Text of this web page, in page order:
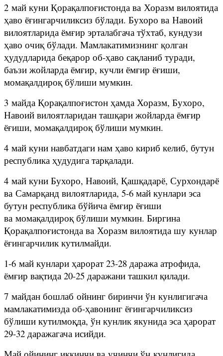
2 май куни Қорақалпоғистонда ва Хоразм вилоятида
ҳаво ёғингарчиликсиз бўлади. Бухоро ва Навоий
вилоятларида ёмғир эрталабгача тўхтаб, кундузи
ҳаво очиқ бўлади. Мамлакатимизнинг қолган
ҳудудларида беқарор об-ҳаво сақланиб туради,
баъзи жойларда ёмғир, кучли ёмғир ёғиши,
момақалдироқ бўлиши мумкин.
3 майда Қорақалпоғистон ҳамда Хоразм, Бухоро,
Навоий вилоятларидан ташқари жойларда ёмғир
ёғиши, момақалдироқ бўлиши мумкин.
4 май куни навбатдаги нам ҳаво кириб келиб, бутун
республика ҳудудига тарқалади.
4 май куни Бухоро, Навоий, Қашқадарё, Сурхондарё
ва Самарқанд вилоятларида, 5-6 май кунлари эса
бутун республика бўйича ёмғир ёғиши
ва момақалдироқ бўлиши мумкин. Биргина
Қорақалпоғистонда ва Хоразм вилоятида шу кунлар
ёғингарчилик кутилмайди.
1-6 май кунлари ҳарорат 23-28 даража атрофида,
ёмғир вақтида 20-25 даражани ташкил қилади.
7 майдан бошлаб ойнинг биринчи ўн кунлигигача
мамлакатимизда об-ҳавонинг ёғингарчиликсиз
бўлиши кутилмоқда, ўн кунлик якунида эса ҳарорат
29-32 даражагача исийди.